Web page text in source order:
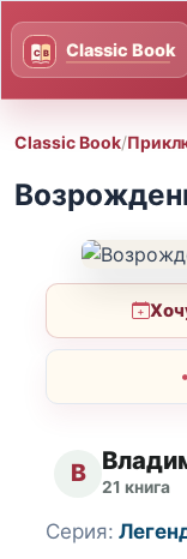
Classic Book/
В 21 книга
Серия: